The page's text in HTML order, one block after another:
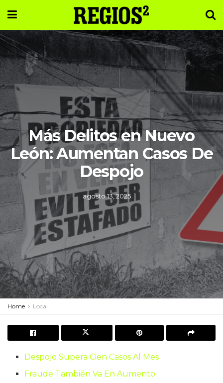
Más Delitos en Nuevo
León: Aumentan Casos De
Despojo
agosto 13, 2025
Home Local
Despojo Supera Cien Casos Al Mes
Fraude También Va En Aumento